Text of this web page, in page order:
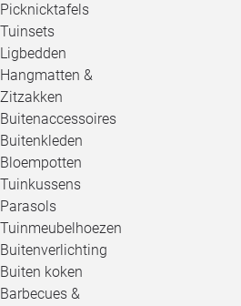
Picknicktafels
Tuinsets
Ligbedden
Hangmatten &
Zitzakken
Buitenaccessoires
Buitenkleden
Bloempotten
Tuinkussens
Parasols
Tuinmeubelhoezen
Buitenverlichting
Buiten koken
Barbecues &